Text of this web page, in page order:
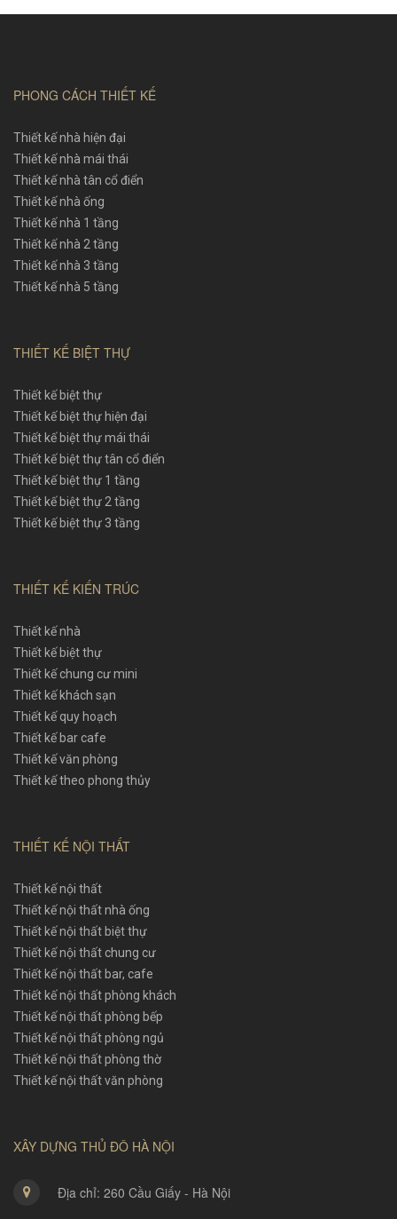
PHONG CÁCH THIẾT KẾ
Thiết kế nhà hiện đại
Thiết kế nhà mái thái
Thiết kế nhà tân cổ điển
Thiết kế nhà ống
Thiết kế nhà 1 tầng
Thiết kế nhà 2 tầng
Thiết kế nhà 3 tầng
Thiết kế nhà 5 tầng
THIẾT KẾ BIỆT THỰ
Thiết kế biệt thự
Thiết kế biệt thự hiện đại
Thiết kế biệt thự mái thái
Thiết kế biệt thự tân cổ điển
Thiết kế biệt thự 1 tầng
Thiết kế biệt thự 2 tầng
Thiết kế biệt thự 3 tầng
THIẾT KẾ KIẾN TRÚC
Thiết kế nhà
Thiết kế biệt thự
Thiết kế chung cư mini
Thiết kế khách sạn
Thiết kế quy hoạch
Thiết kế bar cafe
Thiết kế văn phòng
Thiết kế theo phong thủy
THIẾT KẾ NỘI THẤT
Thiết kế nội thất
Thiết kế nội thất nhà ống
Thiết kế nội thất biệt thự
Thiết kế nội thất chung cư
Thiết kế nội thất bar, cafe
Thiết kế nội thất phòng khách
Thiết kế nội thất phòng bếp
Thiết kế nội thất phòng ngủ
Thiết kế nội thất phòng thờ
Thiết kế nội thất văn phòng
XÂY DỰNG THỦ ĐÔ HÀ NỘI
Địa chỉ: 260 Cầu Giấy - Hà Nội